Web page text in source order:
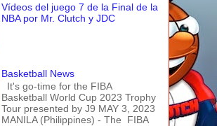
Vídeos del juego 7 de la Final de la
NBA por Mr. Clutch y JDC
Basketball News
It's go-time for the FIBA
Basketball World Cup 2023 Trophy
Tour presented by J9 MAY 3, 2023
MANILA (Philippines) - The FIBA